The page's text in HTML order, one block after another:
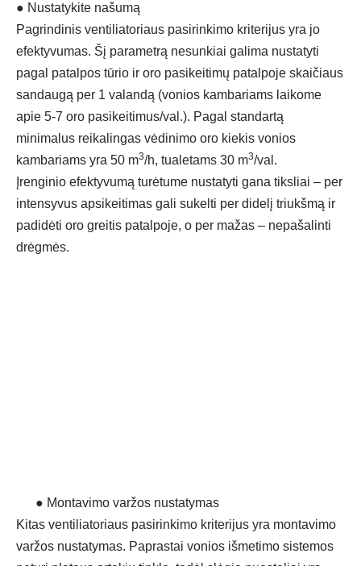
● Nustatykite našumą
Pagrindinis ventiliatoriaus pasirinkimo kriterijus yra jo
efektyvumas. Šį parametrą nesunkiai galima nustatyti
pagal patalpos tūrio ir oro pasikeitimų patalpoje skaičiaus
sandaugą per 1 valandą (vonios kambariams laikome
apie 5-7 oro pasikeitimus/val.). Pagal standartą
minimalus reikalingas vėdinimo oro kiekis vonios
kambariams yra 50 m3/h, tualetams 30 m3/val.
Įrenginio efektyvumą turėtume nustatyti gana tiksliai – per
intensyvus apsikeitimas gali sukelti per didelį triukšmą ir
padidėti oro greitis patalpoje, o per mažas – nepašalinti
drėgmės.
● Montavimo varžos nustatymas
Kitas ventiliatoriaus pasirinkimo kriterijus yra montavimo
varžos nustatymas. Paprastai vonios išmetimo sistemos